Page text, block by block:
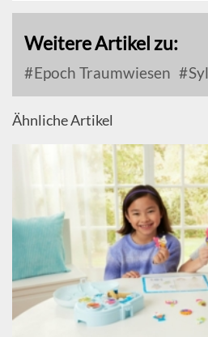
Weitere Artikel zu:
Epoch Traumwiesen
Ähnliche Artikel